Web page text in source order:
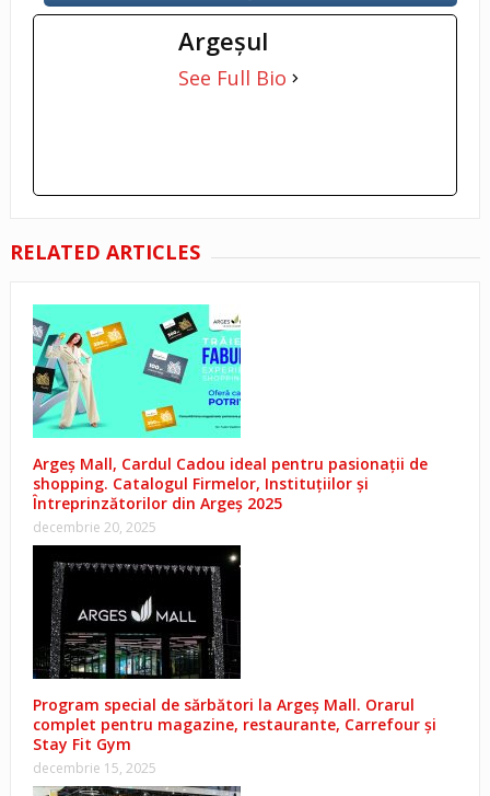
Argeşul
See Full Bio
RELATED ARTICLES
Argeș Mall, Cardul Cadou ideal pentru pasionații de
shopping. Catalogul Firmelor, Instituțiilor și
Întreprinzătorilor din Argeș 2025
decembrie 20, 2025
Program special de sărbători la Argeș Mall. Orarul
complet pentru magazine, restaurante, Carrefour și
Stay Fit Gym
decembrie 15, 2025